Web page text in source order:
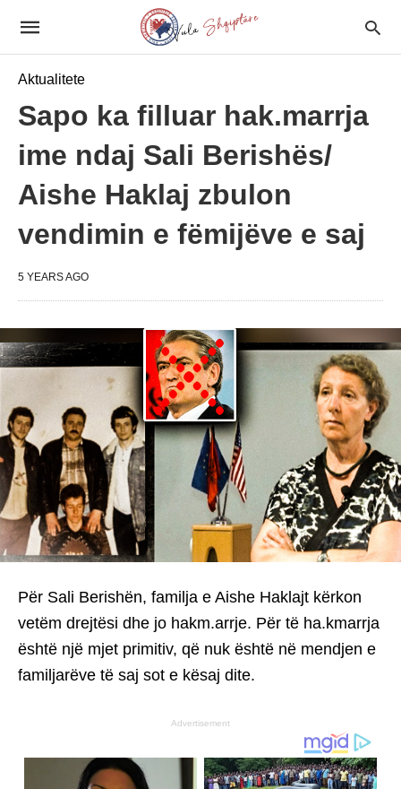
Aktualitete
Sapo ka filluar hak.marrja
ime ndaj Sali Berishës/
Aishe Haklaj zbulon
vendimin e fëmijëve e saj
5 YEARS AGO
Për Sali Berishën, familja e Aishe Haklajt kërkon
vetëm drejtësi dhe jo hakm.arrje. Për të ha.kmarrja
është një mjet primitiv, që nuk është në mendjen e
familjarëve të saj sot e kësaj dite.
Advertisement